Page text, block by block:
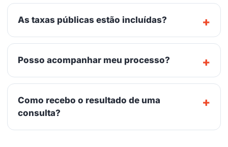
As taxas públicas estão incluídas?
Posso acompanhar meu processo?
Como recebo o resultado de uma
consulta?